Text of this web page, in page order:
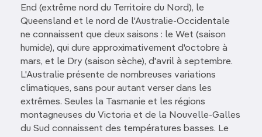
End (extrême nord du Territoire du Nord), le
Queensland et le nord de l'Australie-Occidentale
ne connaissent que deux saisons : le Wet (saison
humide), qui dure approximativement d'octobre à
mars, et le Dry (saison sèche), d'avril à septembre.
L'Australie présente de nombreuses variations
climatiques, sans pour autant verser dans les
extrêmes. Seules la Tasmanie et les régions
montagneuses du Victoria et de la Nouvelle-Galles
du Sud connaissent des températures basses. Le